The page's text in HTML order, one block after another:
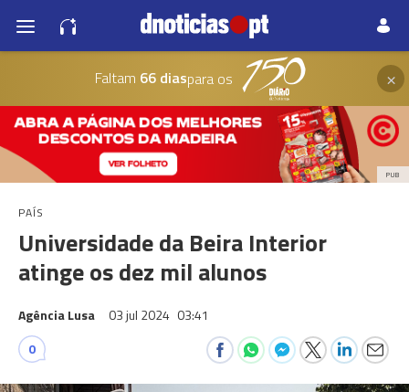
Faltam 66 diaspara os ×
PUB
PAÍS
Universidade da Beira Interior
atinge os dez mil alunos
Agência Lusa 03 jul 2024 03:41
0